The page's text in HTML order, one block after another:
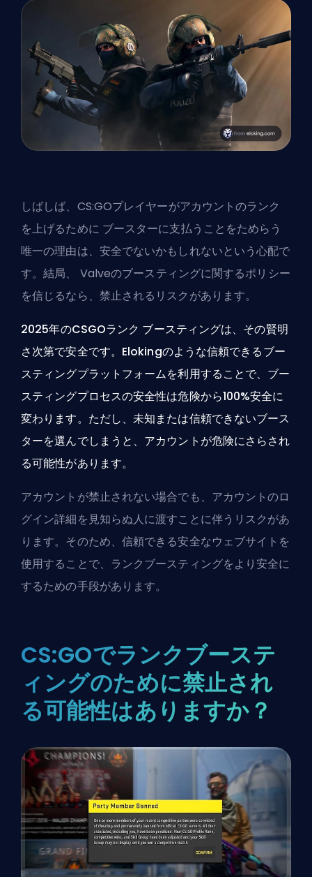
しばしば、CS:GOプレイヤーがアカウントのランク
を上げるために ブースターに支払うことをためらう
唯一の理由は、安全でないかもしれないという心配で
す。結局、 Valveのブースティングに関するポリシー
を信じるなら、禁止されるリスクがあります。
2025年のCSGOランク ブースティングは、その賢明
さ次第で安全です。Elokingのような信頼できるブー
スティングプラットフォームを利用することで、ブー
スティングプロセスの安全性は危険から100%安全に
変わります。ただし、未知または信頼できないブース
ターを選んでしまうと、アカウントが危険にさらされ
る可能性があります。
アカウントが禁止されない場合でも、アカウントのロ
グイン詳細を見知らぬ人に渡すことに伴うリスクがあ
ります。そのため、信頼できる安全なウェブサイトを
使用することで、ランクブースティングをより安全に
するための手段があります。
CS:GOでランクブーステ
ィングのために禁止され
る可能性はありますか？